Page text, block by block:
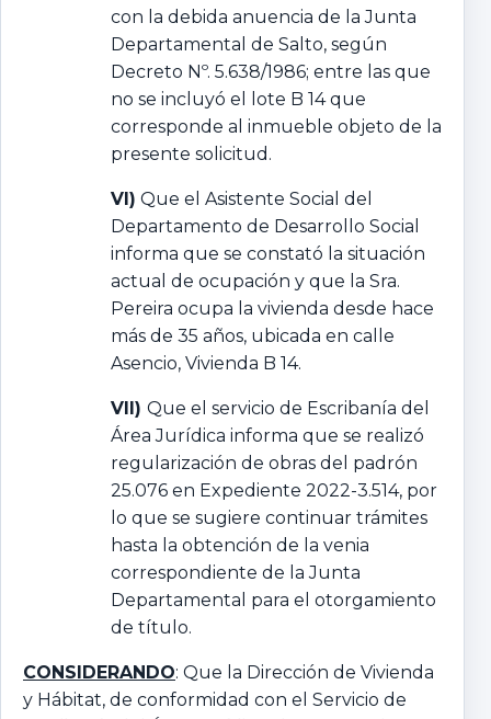
con la debida anuencia de la Junta
Departamental de Salto, según
Decreto Nº. 5.638/1986; entre las que
no se incluyó el lote B 14 que
corresponde al inmueble objeto de la
presente solicitud.
VI) Que el Asistente Social del
Departamento de Desarrollo Social
informa que se constató la situación
actual de ocupación y que la Sra.
Pereira ocupa la vivienda desde hace
más de 35 años, ubicada en calle
Asencio, Vivienda B 14.
VII) Que el servicio de Escribanía del
Área Jurídica informa que se realizó
regularización de obras del padrón
25.076 en Expediente 2022-3.514, por
lo que se sugiere continuar trámites
hasta la obtención de la venia
correspondiente de la Junta
Departamental para el otorgamiento
de título.
CONSIDERANDO: Que la Dirección de Vivienda
y Hábitat, de conformidad con el Servicio de